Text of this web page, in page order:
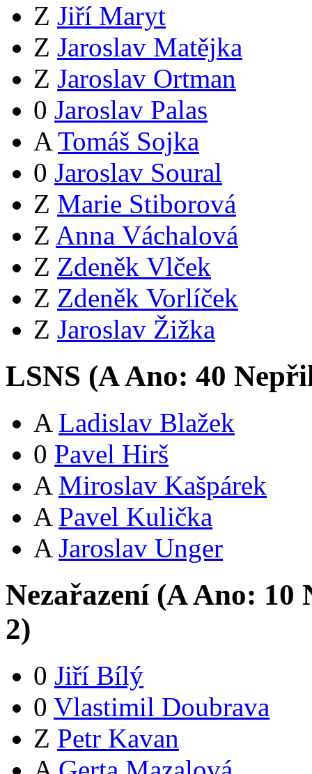
Z Jiří Maryt
Z Jaroslav Matějka
Z Jaroslav Ortman
0 Jaroslav Palas
A Tomáš Sojka
0 Jaroslav Soural
Z Marie Stiborová
Z Anna Váchalová
Z Zdeněk Vlček
Z Zdeněk Vorlíček
Z Jaroslav Žižka
LSNS (AAno: 40
A Ladislav Blažek
0 Pavel Hirš
A Miroslav Kašpárek
A Pavel Kulička
A Jaroslav Unger
Nezařazení (AAno: 10
2)
0 Jiří Bílý
0 Vlastimil Doubrava
Z Petr Kavan